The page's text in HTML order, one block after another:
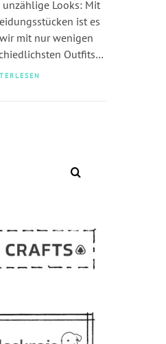
Looks: Mit
ist es
mit nur wenigen
Outfits…